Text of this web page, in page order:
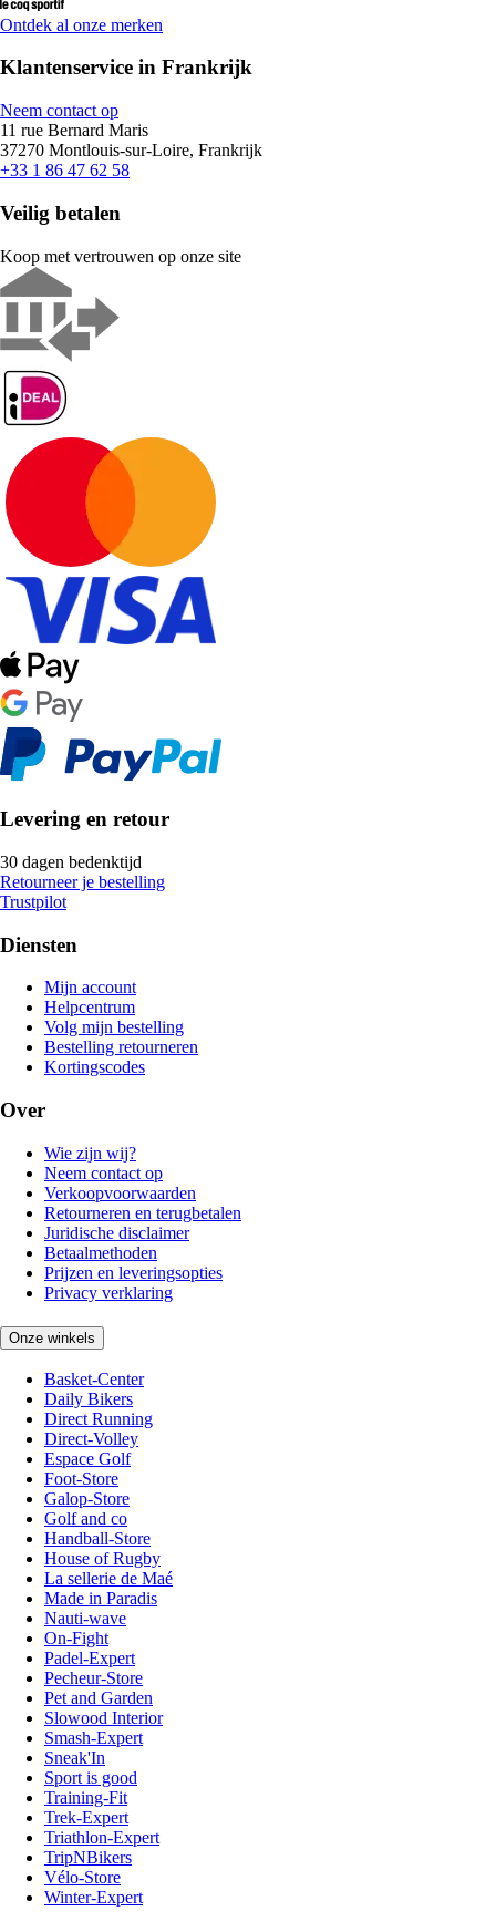
Ontdek al onze merken
Klantenservice in Frankrijk
Neem contact op
11 rue Bernard Maris
37270 Montlouis-sur-Loire, Frankrijk
+33 1 86 47 62 58
Veilig betalen
Koop met vertrouwen op onze site
Levering en retour
30 dagen bedenktijd
Retourneer je bestelling
Trustpilot
Diensten
Mijn account
Helpcentrum
Volg mijn bestelling
Bestelling retourneren
Kortingscodes
Over
Wie zijn wij?
Neem contact op
Verkoopvoorwaarden
Retourneren en terugbetalen
Juridische disclaimer
Betaalmethoden
Prijzen en leveringsopties
Privacy verklaring
Onze winkels
Basket-Center
Daily Bikers
Direct Running
Direct-Volley
Espace Golf
Foot-Store
Galop-Store
Golf and co
Handball-Store
House of Rugby
La sellerie de Maé
Made in Paradis
Nauti-wave
On-Fight
Padel-Expert
Pecheur-Store
Pet and Garden
Slowood Interior
Smash-Expert
Sneak'In
Sport is good
Training-Fit
Trek-Expert
Triathlon-Expert
TripNBikers
Vélo-Store
Winter-Expert